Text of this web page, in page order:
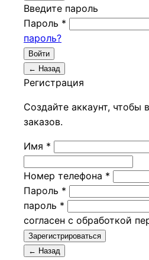
Введите пароль
Пароль *
пароль?
Войти
← Назад
Регистрация
Создайте аккаунт, чтобы
заказов.
Имя *
Номер телефона *
Пароль *
пароль *
согласен с обработкой
Зарегистрироваться
← Назад